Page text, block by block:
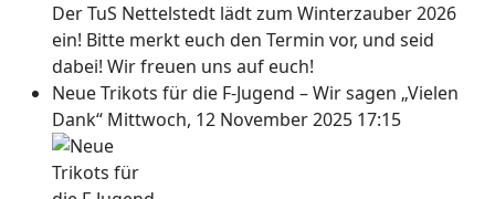
Der TuS Nettelstedt lädt zum Winterzauber 2026
ein! Bitte merkt euch den Termin vor, und seid
dabei! Wir freuen uns auf euch!
Neue Trikots für die F-Jugend – Wir sagen „Vielen
Dank“ Mittwoch, 12 November 2025 17:15